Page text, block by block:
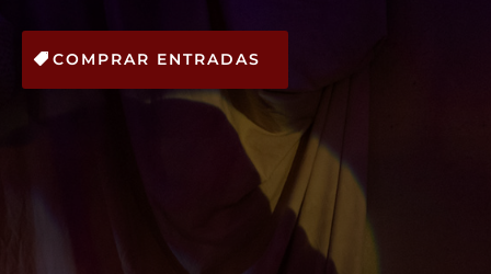
COMPRAR ENTRADAS